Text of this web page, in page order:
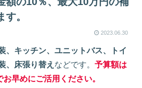
。
2023.06.30
、キッチン、ユニットバス、トイ
、床張り替え などです。予算額は
早めにご活用ください。